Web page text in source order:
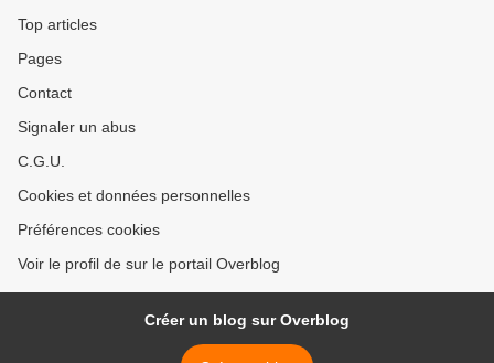
Top articles
Pages
Contact
Signaler un abus
C.G.U.
Cookies et données personnelles
Préférences cookies
Voir le profil de sur le portail Overblog
Créer un blog sur Overblog